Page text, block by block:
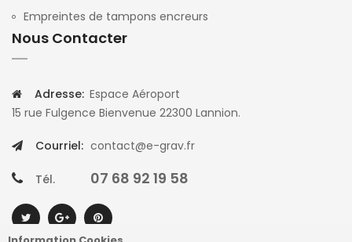
Empreintes de tampons encreurs
Nous Contacter
Adresse: Espace Aéroport
15 rue Fulgence Bienvenue 22300 Lannion.
Courriel: contact@e-grav.fr
Tél. 07 68 92 19 58